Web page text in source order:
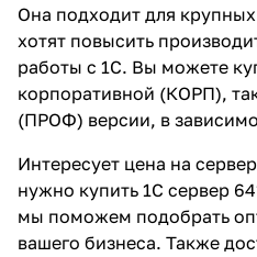
Она подходит для
хотят повысить
работы с 1С. Вы можете
корпоративной (КОРП),
(ПРОФ) версии, в
Интересует цена на
нужно купить 1С сервер
мы поможем подобрать
вашего бизнеса. Также